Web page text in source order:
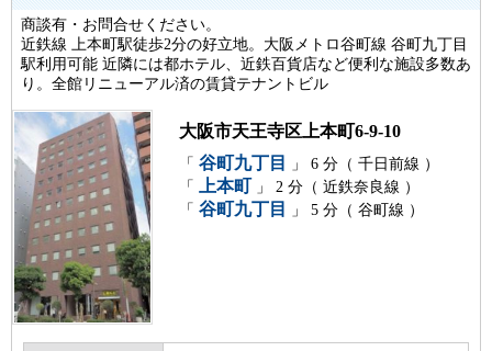
商談有・お問合せください。
近鉄線 上本町駅徒歩2分の好立地。大阪メトロ谷町線 谷町九丁目
駅利用可能 近隣には都ホテル、近鉄百貨店など便利な施設多数あ
り。全館リニューアル済の賃貸テナントビル
大阪市天王寺区上本町6-9-10
「 谷町九丁目
」 6 分（ 千日前線 ）
「
上本町 」 2 分（ 近鉄奈良線 ）
「 谷町九丁目 」 5 分（ 谷町線 ）